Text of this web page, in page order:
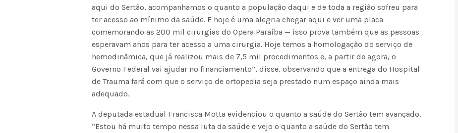
aqui do Sertão, acompanhamos o quanto a população daqui e de toda a região sofreu para
ter acesso ao mínimo da saúde. E hoje é uma alegria chegar aqui e ver uma placa
comemorando as 200 mil cirurgias do Opera Paraíba — isso prova também que as pessoas
esperavam anos para ter acesso a uma cirurgia. Hoje temos a homologação do serviço de
hemodinâmica, que já realizou mais de 7,5 mil procedimentos e, a partir de agora, o
Governo Federal vai ajudar no financiamento”, disse, observando que a entrega do Hospital
de Trauma fará com que o serviço de ortopedia seja prestado num espaço ainda mais
adequado.
A deputada estadual Francisca Motta evidenciou o quanto a saúde do Sertão tem avançado.
“Estou há muito tempo nessa luta da saúde e vejo o quanto a saúde do Sertão tem
os seus direitos